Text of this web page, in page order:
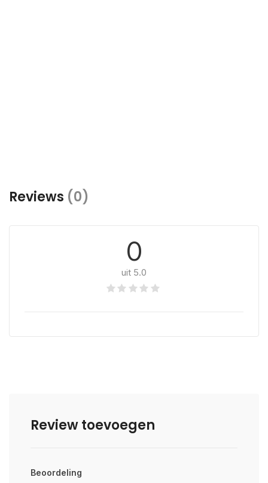
Reviews (0)
0
uit 5.0
Review toevoegen
Beoordeling